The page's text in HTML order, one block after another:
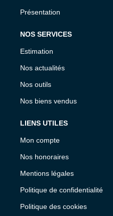
Présentation
NOS SERVICES
Estimation
Nos actualités
Nos outils
Nos biens vendus
LIENS UTILES
Mon compte
Nos honoraires
Mentions légales
Politique de confidentialité
Politique des cookies